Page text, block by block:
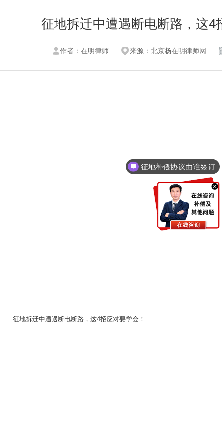
征地拆迁中遭遇断电断路，这4
作者：在明律师 来源：北京杨在明律师网
征地拆迁中遭遇断电断路，这4招应对要学会！
征地补偿协议由谁签订